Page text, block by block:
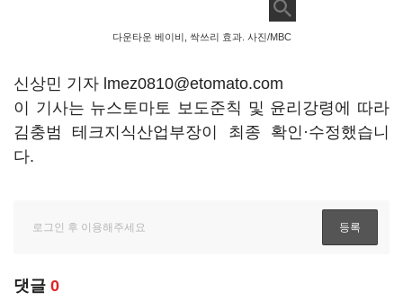
다운타운 베이비, 싹쓰리 효과. 사진/MBC
신상민 기자 lmez0810@etomato.com
이 기사는 뉴스토마토 보도준칙 및 윤리강령에 따라
김충범 테크지식산업부장이 최종 확인·수정했습니
다.
댓글 0